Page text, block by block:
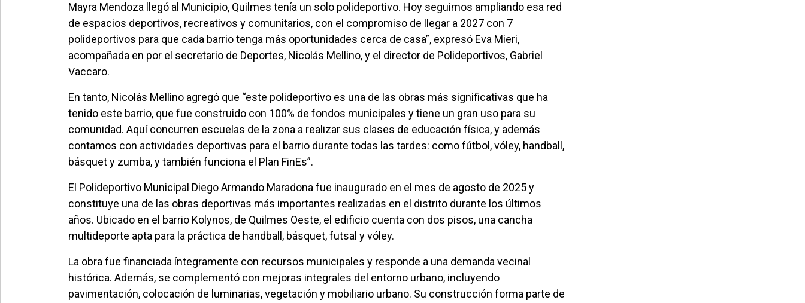
Mayra Mendoza llegó al Municipio, Quilmes tenía un solo polideportivo. Hoy seguimos ampliando esa red
de espacios deportivos, recreativos y comunitarios, con el compromiso de llegar a 2027 con 7
polideportivos para que cada barrio tenga más oportunidades cerca de casa”, expresó Eva Mieri,
acompañada en por el secretario de Deportes, Nicolás Mellino, y el director de Polideportivos, Gabriel
Vaccaro.
En tanto, Nicolás Mellino agregó que “este polideportivo es una de las obras más significativas que ha
tenido este barrio, que fue construido con 100% de fondos municipales y tiene un gran uso para su
comunidad. Aquí concurren escuelas de la zona a realizar sus clases de educación física, y además
contamos con actividades deportivas para el barrio durante todas las tardes: como fútbol, vóley, handball,
básquet y zumba, y también funciona el Plan FinEs”.
El Polideportivo Municipal Diego Armando Maradona fue inaugurado en el mes de agosto de 2025 y
constituye una de las obras deportivas más importantes realizadas en el distrito durante los últimos
años. Ubicado en el barrio Kolynos, de Quilmes Oeste, el edificio cuenta con dos pisos, una cancha
multideporte apta para la práctica de handball, básquet, futsal y vóley.
La obra fue financiada íntegramente con recursos municipales y responde a una demanda vecinal
histórica. Además, se complementó con mejoras integrales del entorno urbano, incluyendo
pavimentación, colocación de luminarias, vegetación y mobiliario urbano. Su construcción forma parte de